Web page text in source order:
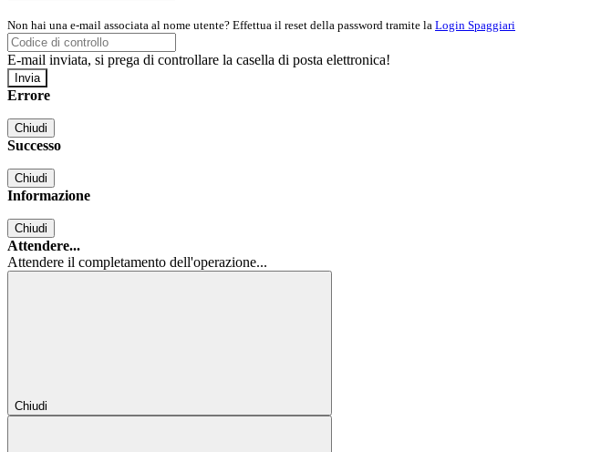
Non hai una e-mail associata al nome utente? Effettua il reset della password tramite la Login Spaggiari
E-mail inviata, si prega di controllare la casella di posta elettronica!
Errore
Chiudi
Successo
Chiudi
Informazione
Chiudi
Attendere...
Attendere il completamento dell'operazione...
Chiudi